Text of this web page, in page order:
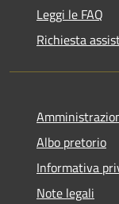
Leggi le FAQ
Richiesta
Albo pretorio
Informativa
Note legali